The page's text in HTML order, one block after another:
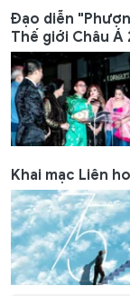
Đạo diễn
Thế giới Châu Á
Khai mạc Liên